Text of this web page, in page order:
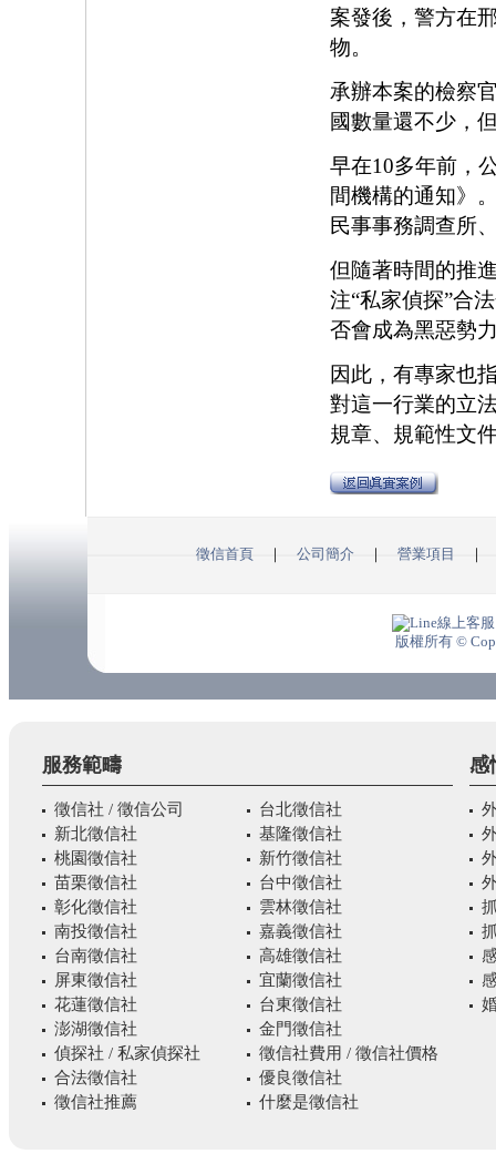
案發後，警方在
物。
承辦本案的檢察
國數量還不少
早在10多年前，
間機構的通知》
民事事務調查
但隨著時間的推
注“私家偵探”合
否會成為黑惡
因此，有專家也
對這一行業的立
規章、規範性文
徵信首頁 公司簡介 營業項目
版權所有 ©
服務範疇
徵信社 / 徵信公司
台北徵信社
新北徵信社
基隆徵信社
桃園徵信社
新竹徵信社
苗栗徵信社
台中徵信社
彰化徵信社
雲林徵信社
南投徵信社
嘉義徵信社
台南徵信社
高雄徵信社
屏東徵信社
宜蘭徵信社
花蓮徵信社
台東徵信社
澎湖徵信社
金門徵信社
偵探社 / 私家偵探社
徵信社費用 / 徵信社價格
合法徵信社
優良徵信社
徵信社推薦
什麼是徵信社
感